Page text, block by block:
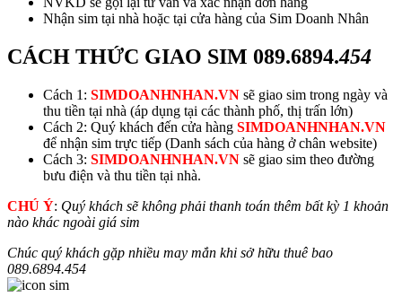
Nhận sim tại nhà hoặc tại cửa hàng của Sim Doanh Nhân
CÁCH THỨC GIAO SIM 089.6894.454
Cách 1: SIMDOANHNHAN.VN sẽ giao sim trong ngày và
thu tiền tại nhà (áp dụng tại các thành phố, thị trấn lớn)
Cách 2: Quý khách đến cửa hàng SIMDOANHNHAN.VN
để nhận sim trực tiếp (Danh sách của hàng ở chân website)
Cách 3: SIMDOANHNHAN.VN sẽ giao sim theo đường
bưu điện và thu tiền tại nhà.
CHÚ Ý: Quý khách sẽ không phải thanh toán thêm bất kỳ 1 khoản
nào khác ngoài giá sim
Chúc quý khách gặp nhiều may mắn khi sở hữu thuê bao
089.6894.454